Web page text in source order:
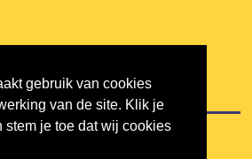
gebruik van cookies
van de site. Klik je
stem je toe dat wij cookies